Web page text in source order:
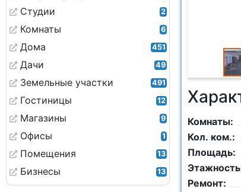
Студии 2
Комнаты 6
Дома 451
Дачи 49
Земельные участки 491
Гостиницы 12
Магазины 9
Офисы 1
Помещения 13
Бизнесы 13
Комнаты:
Кол. ком.:
Площадь:
Ремонт: